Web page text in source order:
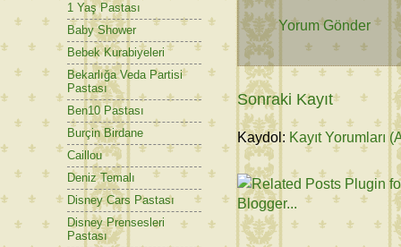
Yorum Gönder
Sonraki Kayıt
Kaydol: Kayıt Yorumları
1 Yaş Pastası
Baby Shower
Bebek Kurabiyeleri
Bekarlığa Veda Partisi
Pastası
Ben10 Pastası
Burçin Birdane
Caillou
Deniz Temalı
Disney Cars Pastası
Disney Prensesleri
Pastası